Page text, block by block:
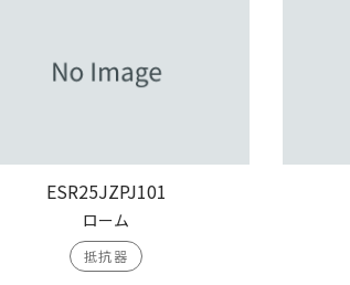
ESR25JZPJ101
ローム
抵抗器